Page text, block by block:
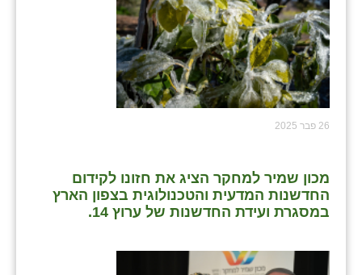
26 פבר 2025
מכון שמיר למחקר הציג את חזונו לקידום
החדשנות המדעית והטכנולוגית בצפון הארץ
במסגרת ועידת החדשנות של ערוץ 14.